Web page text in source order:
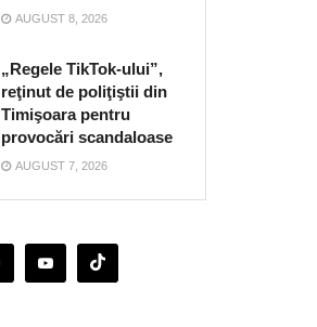
AUGUST 8, 2026
„Regele TikTok-ului”,
reţinut de poliţiştii din
Timişoara pentru
provocări scandaloase
AUGUST 7, 2026